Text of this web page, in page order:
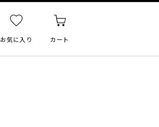
お気に入り カート